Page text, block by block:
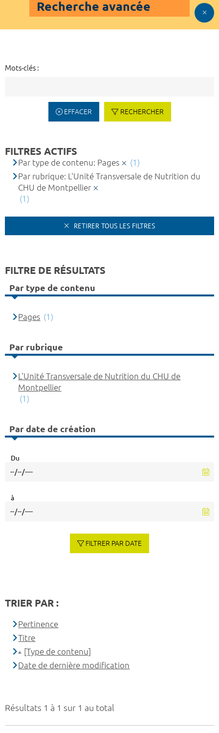
Recherche avancée
Mots-clés :
EFFACER RECHERCHER
Résultats 1 à 1 sur 1 au total
FILTRES ACTIFS
Par type de contenu: Pages
(1)
Par rubrique: L'Unité Transversale de Nutrition du
CHU de Montpellier
(1)
RETIRER TOUS LES FILTRES
FILTRE DE RÉSULTATS
Par type de contenu
Pages (1)
Par rubrique
L'Unité Transversale de Nutrition du CHU de
Montpellier
(1)
Par date de création
Du
à
FILTRER PAR DATE
TRIER PAR :
Pertinence
Titre
[Type de contenu]
Date de dernière modification